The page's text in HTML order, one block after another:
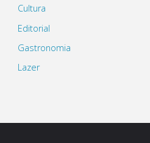
Cultura
Editorial
Gastronomia
Lazer